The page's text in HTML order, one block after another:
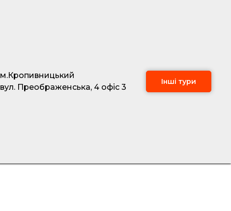
м.Кропивницький
вул. Преображенська, 4 офіс 3
Інші тури